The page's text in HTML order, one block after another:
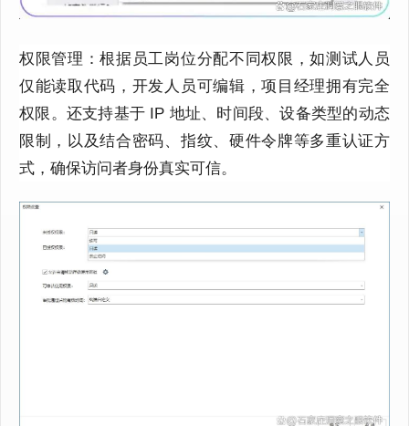
权限管理：根据员工岗位分配不同权限，如测试人员
仅能读取代码，开发人员可编辑，项目经理拥有完全
权限。还支持基于 IP 地址、时间段、设备类型的动态
限制，以及结合密码、指纹、硬件令牌等多重认证方
式，确保访问者身份真实可信。